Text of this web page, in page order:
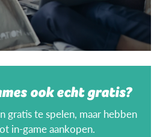
ook echt gratis?
gratis te spelen, maar hebben
in-game aankopen.